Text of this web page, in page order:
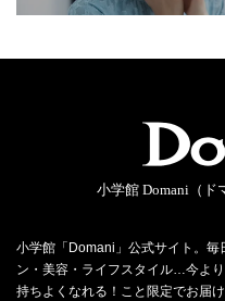
小学館 Domani（ド
小学館「Domani」公式サイト。毎
ン・美容・ライフスタイル…今よ
持ちよくなれる！こと限定でお届け